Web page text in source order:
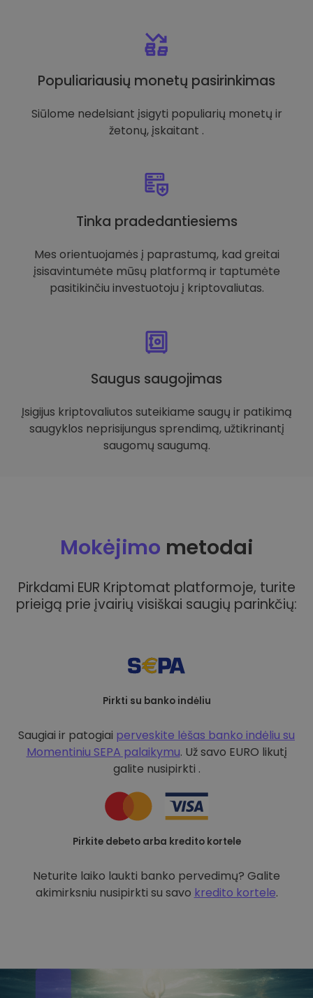
Populiariausių monetų pasirinkimas
Siūlome nedelsiant įsigyti populiarių monetų ir
žetonų, įskaitant .
Tinka pradedantiesiems
Mes orientuojamės į paprastumą, kad greitai
įsisavintumėte mūsų platformą ir taptumėte
pasitikinčiu investuotoju į kriptovaliutas.
Saugus saugojimas
Įsigijus kriptovaliutos suteikiame saugų ir patikimą
saugyklos neprisijungus sprendimą, užtikrinantį
saugomų saugumą.
Mokėjimo metodai
Pirkdami EUR Kriptomat platformoje, turite
prieigą prie įvairių visiškai saugių parinkčių:
Pirkti su banko indėliu
Saugiai ir patogiai perveskite lėšas banko indėliu su
Momentiniu SEPA palaikymu. Už savo EURO likutį
galite nusipirkti .
Pirkite debeto arba kredito kortele
Neturite laiko laukti banko pervedimų? Galite
akimirksniu nusipirkti su savo kredito kortele.